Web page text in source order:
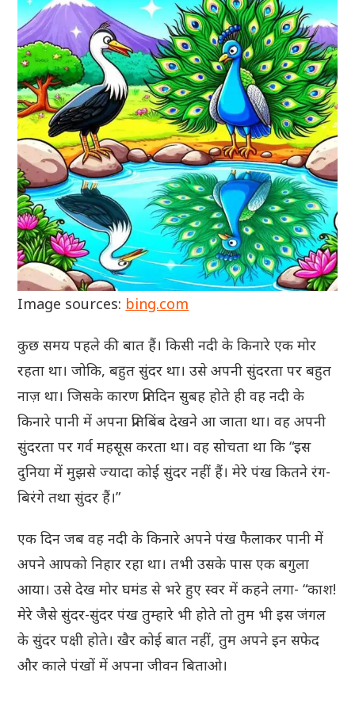
Image sources: bing.com
कुछ समय पहले की बात हैं। किसी नदी के किनारे एक मोर
रहता था। जोकि, बहुत सुंदर था। उसे अपनी सुंदरता पर बहुत
नाज़ था। जिसके कारण प्रतिदिन सुबह होते ही वह नदी के
किनारे पानी में अपना प्रतिबिंब देखने आ जाता था। वह अपनी
सुंदरता पर गर्व महसूस करता था। वह सोचता था कि “इस
दुनिया में मुझसे ज्यादा कोई सुंदर नहीं हैं। मेरे पंख कितने रंग-
बिरंगे तथा सुंदर हैं।”
एक दिन जब वह नदी के किनारे अपने पंख फैलाकर पानी में
अपने आपको निहार रहा था। तभी उसके पास एक बगुला
आया। उसे देख मोर घमंड से भरे हुए स्वर में कहने लगा- “काश!
मेरे जैसे सुंदर-सुंदर पंख तुम्हारे भी होते तो तुम भी इस जंगल
के सुंदर पक्षी होते। खैर कोई बात नहीं, तुम अपने इन सफेद
और काले पंखों में अपना जीवन बिताओ।